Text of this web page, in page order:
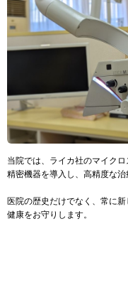
当院では、ライカ社のマイク
精密機器を導入し、高精度な
医院の歴史だけでなく、常に
健康をお守りします。